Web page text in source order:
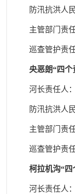
防汛抗洪人
主管部门责
巡查管护责
央恶朗“四个
河长责任人
防汛抗洪人
主管部门责
巡查管护责
柯拉机沟“四
河长责任人